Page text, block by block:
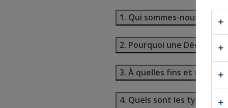
1. Qui sommes-nous?
2. Pourquoi une
3. À quelles fins et sur
4. Quels sont les types de